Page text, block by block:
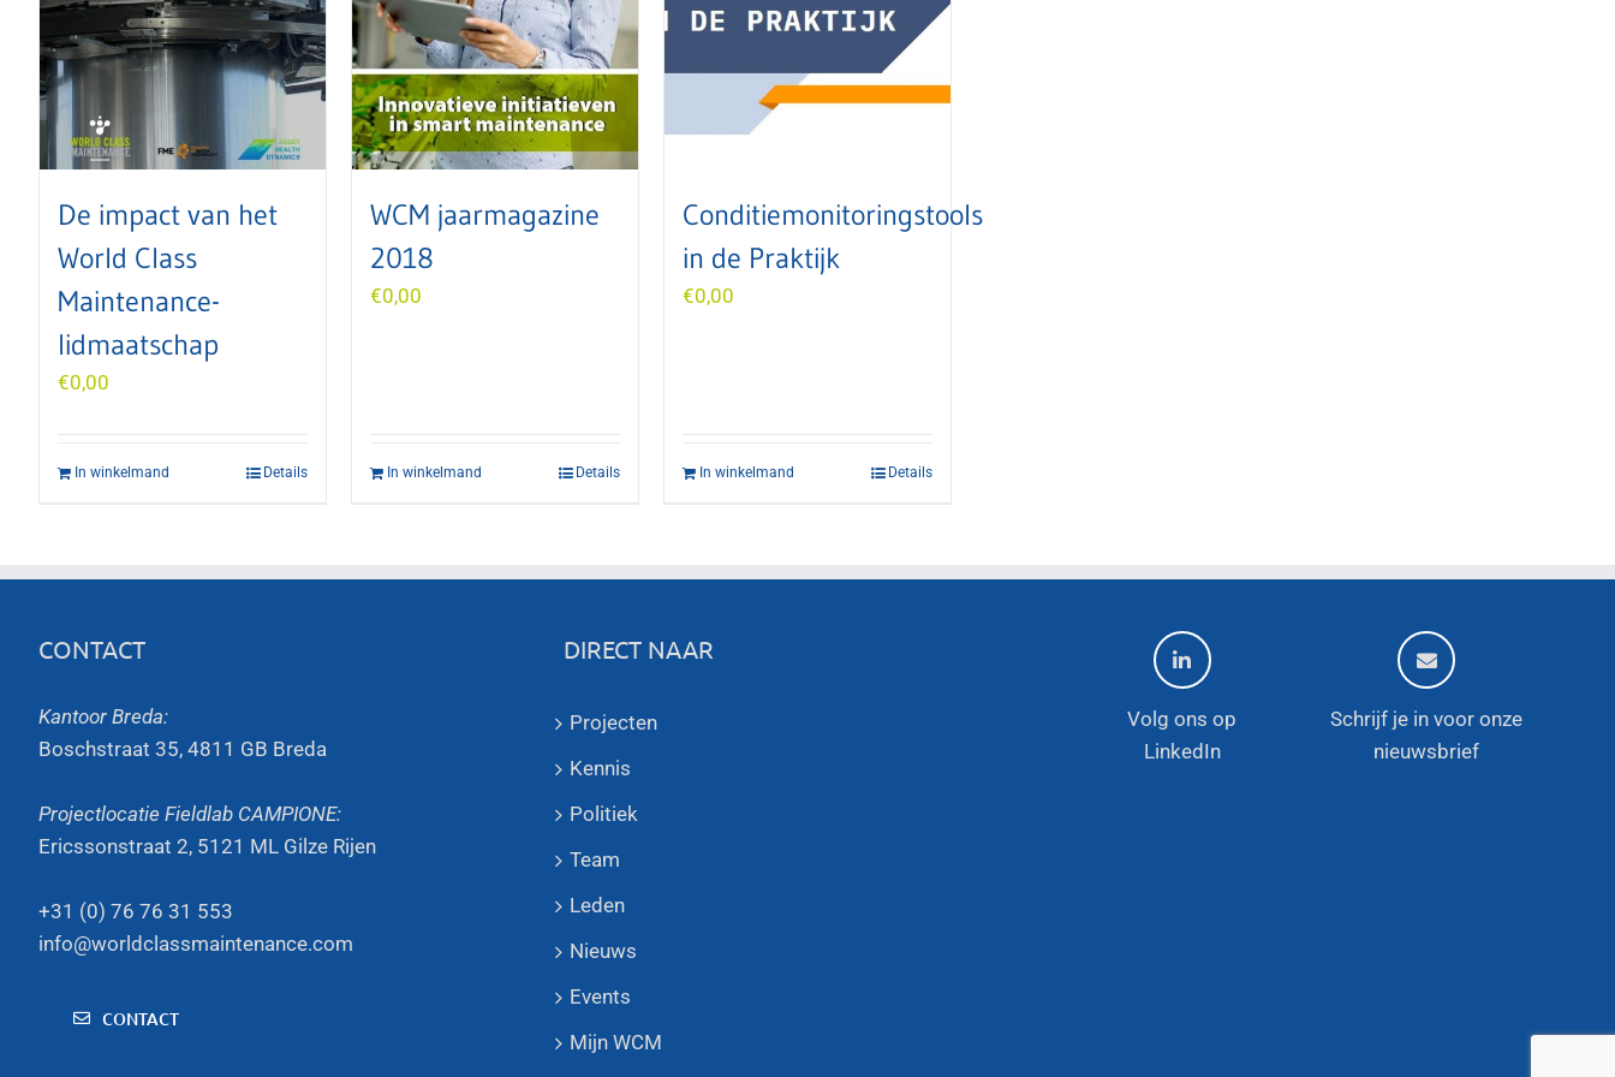
De impact van het
World Class
Maintenance-
lidmaatschap
€0,00
In winkelmand Details
WCM jaarmagazine
2018
€0,00
In winkelmand Details
Conditiemonitoringstools
in de Praktijk
€0,00
In winkelmand Details
CONTACT
Kantoor Breda:
Boschstraat 35, 4811 GB Breda
Projectlocatie Fieldlab CAMPIONE:
Ericssonstraat 2, 5121 ML Gilze Rijen
+31 (0) 76 76 31 553
info@worldclassmaintenance.com
CONTACT
DIRECT NAAR
Projecten
Kennis
Politiek
Team
Leden
Nieuws
Events
Mijn WCM
Volg ons op
LinkedIn
Schrijf je in voor onze
nieuwsbrief